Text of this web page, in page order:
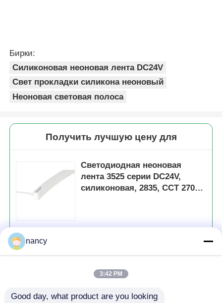
Бирки:
Силиконовая неоновая лента DC24V
Свет прокладки силикона неоновый
Неоновая световая полоса
Получить лучшую цену для
Светодиодная неоновая
лента 3525 серии DC24V,
силиконовая, 2835, CCT 2700K
nancy
3:42 PM
Good day, what product are you looking